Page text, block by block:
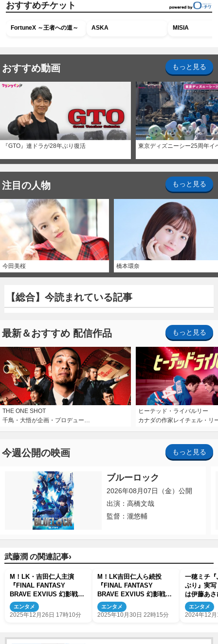
おすすめチケット
FortuneX ～王者への道～ ASKA MISIA
おすすめ動画 もっと見る
『GTO』連ドラが28年ぶり復活 東京ディズニーシー25周年イ
注目の人物 もっと見る
今田美桜 橋本環奈
【総合】今読まれている記事
最新＆おすすめ 配信作品 もっと見る
THE ONE SHOT
千鳥・大悟が企画・プロデュー…
ヒーテッド・ライバルリー
カナダの作家レイチェル・リ
今週公開の映画 もっと見る
ブルーロック
2026年08月07日（金）公開
出演：高橋文哉
監督：瀧悠輔
武藤潤 の関連記事›
M！LK・吉田仁人主演
『FINAL FANTASY
BRAVE EXVIUS 幻影戦争
THE STAGE II』メインビ
ジュアル＆スポット映像公
エンタメ
2025年12月26日 17時10分
M！LK吉田仁人ら続投
『FINAL FANTASY
BRAVE EXVIUS 幻影戦争
THE STAGE II』26年上演
決定
エンタメ
2025年10月30日 22時15分
一穂ミチ
ぶり』実
は伊藤あ
武藤潤
エンタメ
2024年12